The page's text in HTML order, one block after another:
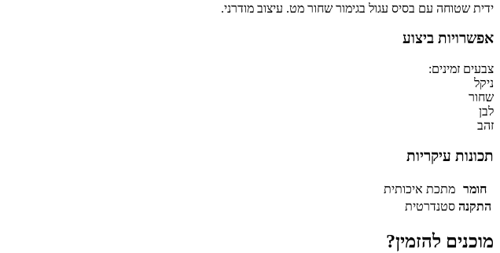
ידית שטוחה עם בסיס עגול בגימור שחור מט. עיצוב מודרני.
אפשרויות ביצוע
צבעים זמינים:
ניקל
שחור
לבן
זהב
תכונות עיקריות
חומר מתכת איכותית
התקנה סטנדרטית
מוכנים להזמין?